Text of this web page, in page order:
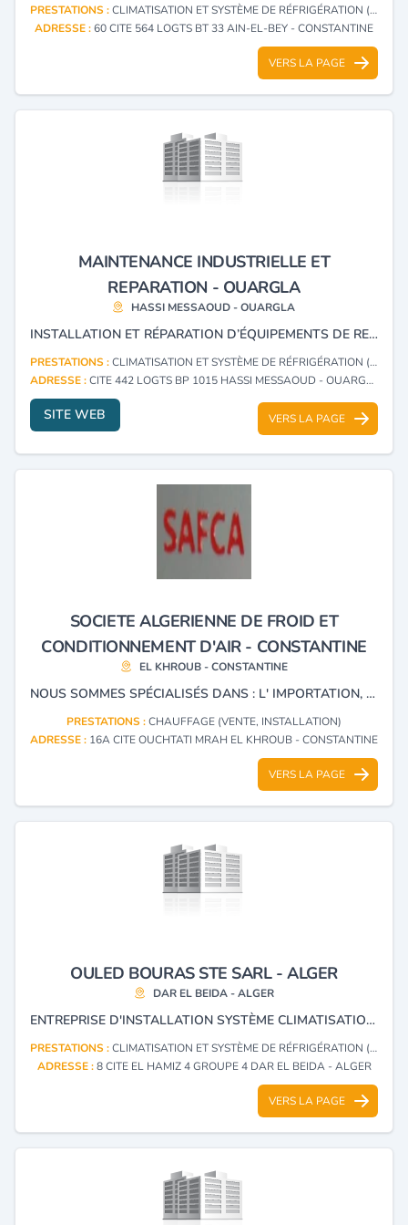
PRESTATIONS :CLIMATISATION ET SYSTÈME DE RÉFRIGÉRATION (INSTALLATION)
ADRESSE :60 CITE 564 LOGTS BT 33 AIN-EL-BEY - CONSTANTINE
VERS LA PAGE
MAINTENANCE INDUSTRIELLE ET
REPARATION - OUARGLA
HASSI MESSAOUD - OUARGLA
INSTALLATION ET RÉPARATION D’ÉQUIPEMENTS DE REFRIGERATION,CLIMATISATION ET CHAMBRE FROIDE.
PRESTATIONS :CLIMATISATION ET SYSTÈME DE RÉFRIGÉRATION (INSTALLATION)
ADRESSE :CITE 442 LOGTS BP 1015 HASSI MESSAOUD - OUARGLA
SITE WEB VERS LA PAGE
SOCIETE ALGERIENNE DE FROID ET
CONDITIONNEMENT D'AIR - CONSTANTINE
EL KHROUB - CONSTANTINE
NOUS SOMMES SPÉCIALISÉS DANS : L' IMPORTATION, LA DISTRIBUTION ET LA FABRICATION DES CHAMBRES FROIDES INDUSTRIELLES, LA CLIMATISATION, LE CHAUFFAGE ET LA FABRICATION DES CABINES SAHARIENNES.
PRESTATIONS :CHAUFFAGE (VENTE, INSTALLATION)
ADRESSE : 16A CITE OUCHTATI MRAH EL KHROUB - CONSTANTINE
VERS LA PAGE
OULED BOURAS STE SARL - ALGER
DAR EL BEIDA - ALGER
ENTREPRISE D'INSTALLATION SYSTÈME CLIMATISATION REFRIGERATION
PRESTATIONS :CLIMATISATION ET SYSTÈME DE RÉFRIGÉRATION (INSTALLATION)
ADRESSE :8 CITE EL HAMIZ 4 GROUPE 4 DAR EL BEIDA - ALGER
VERS LA PAGE